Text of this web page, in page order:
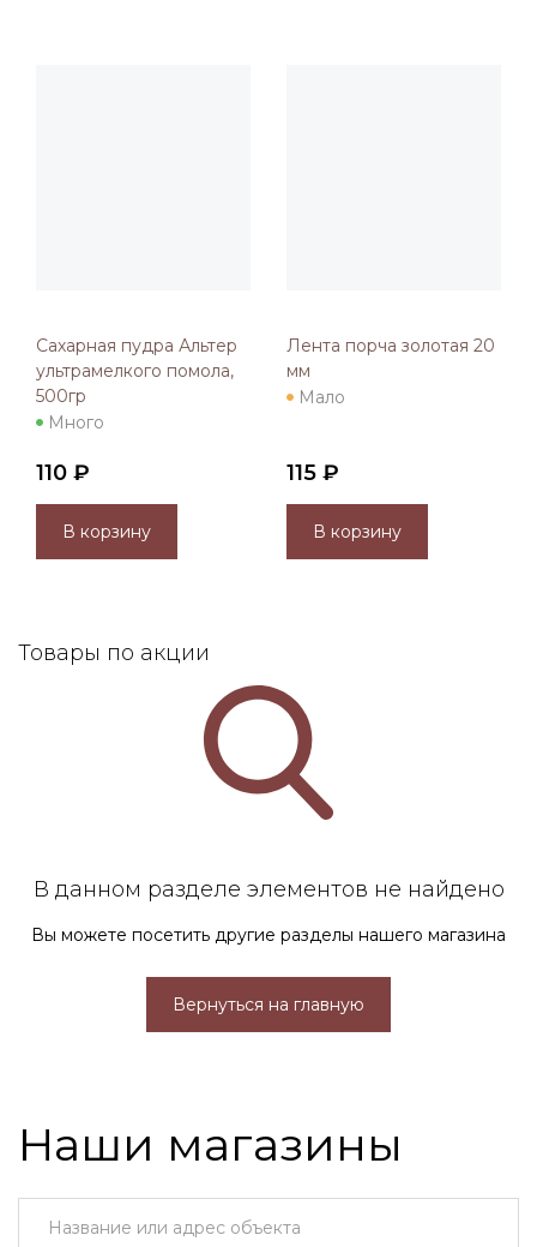
Сахарная пудра Альтер
ультрамелкого помола,
500гр
Много
110 ₽
В корзину
Лента порча золотая 20
мм
Мало
115 ₽
В корзину
Товары по акции
В данном разделе элементов не найдено
Вы можете посетить другие разделы нашего магазина
Вернуться на главную
Наши магазины